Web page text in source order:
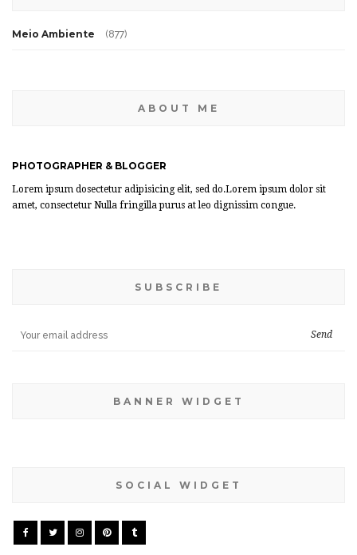
Meio Ambiente (877)
ABOUT ME
PHOTOGRAPHER & BLOGGER
Lorem ipsum dosectetur adipisicing elit, sed do.Lorem ipsum dolor sit
amet, consectetur Nulla fringilla purus at leo dignissim congue.
SUBSCRIBE
BANNER WIDGET
SOCIAL WIDGET